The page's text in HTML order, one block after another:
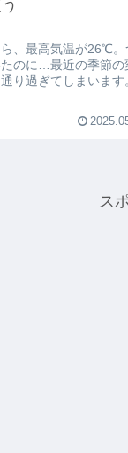
、最高気温が26℃。
のに…最近の季節の
り過ぎてしまいます
ス